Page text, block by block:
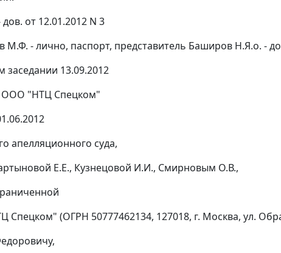
от 12.01.2012 N 3
М.Ф. - лично, паспорт, представитель Баширов Н.Я.о. -
заседании 13.09.2012
ООО "НТЦ Спецком"
апелляционного суда,
Е.Е., Кузнецовой И.И., Смирновым О.В.,
Спецком" (ОГРН 50777462134, 127018, г. Москва, ул.